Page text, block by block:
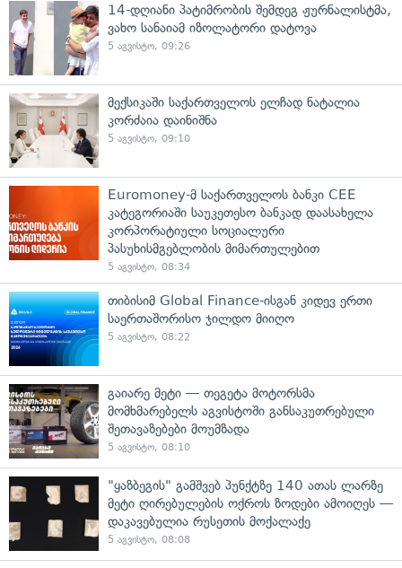
14-დღიანი პატიმრობის შემდეგ ჟურნალისტმა,
ვახო სანაიამ იზოლატორი დატოვა
5 აგვისტო, 09:26
მექსიკაში საქართველოს ელჩად ნატალია
კორძაია დაინიშნა
5 აგვისტო, 09:10
Euromoney-მ საქართველოს ბანკი CEE
კატეგორიაში საუკეთესო ბანკად დაასახელა
კორპორატიული სოციალური
პასუხისმგებლობის მიმართულებით
5 აგვისტო, 08:34
თიბისიმ Global Finance-ისგან კიდევ ერთი
საერთაშორისო ჯილდო მიიღო
5 აგვისტო, 08:22
გაიარე მეტი — თეგეტა მოტორსმა
მომხმარებელს აგვისტოში განსაკუთრებული
შეთავაზებები მოუმზადა
5 აგვისტო, 08:10
"ყაზბეგის" გამშვებ პუნქტზე 140 ათას ლარზე
მეტი ღირებულების ოქროს ზოდები ამოიღეს —
დაკავებულია რუსეთის მოქალაქე
5 აგვისტო, 08:08